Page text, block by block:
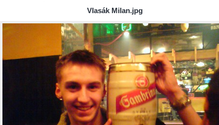
Vlasák Milan.jpg